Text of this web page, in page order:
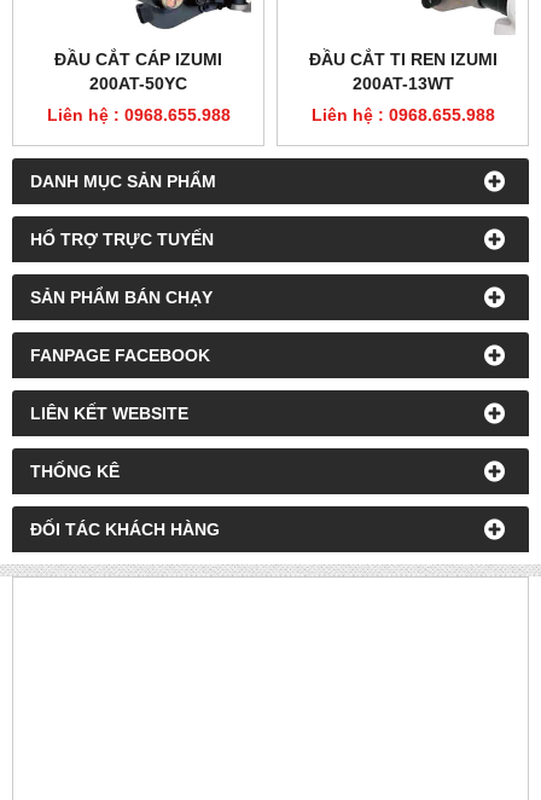
DANH MỤC SẢN PHẨM
HỔ TRỢ TRỰC TUYẾN
SẢN PHẨM BÁN CHẠY
FANPAGE FACEBOOK
LIÊN KẾT WEBSITE
THỐNG KÊ
ĐỐI TÁC KHÁCH HÀNG
ĐẦU CẮT CÁP IZUMI
200AT-50YC
Liên hệ : 0968.655.988
ĐẦU CẮT TI REN IZUMI
200AT-13WT
Liên hệ : 0968.655.988